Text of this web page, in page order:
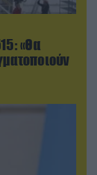
«Θα